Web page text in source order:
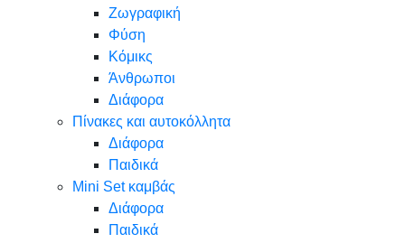
Ζωγραφική
Φύση
Κόμικς
Άνθρωποι
Διάφορα
Πίνακες και αυτοκόλλητα
Διάφορα
Παιδικά
Mini Set καμβάς
Διάφορα
Παιδικά